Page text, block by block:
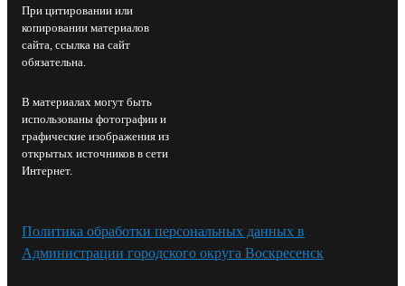
При цитировании или
копировании материалов
сайта, ссылка на сайт
обязательна.
В материалах могут быть
использованы фотографии и
графические изображения из
открытых источников в сети
Интернет.
Политика обработки персональных данных в
Администрации городского округа Воскресенск